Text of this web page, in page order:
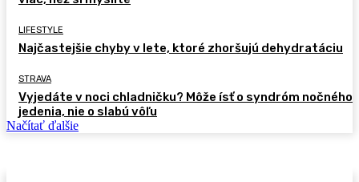
LIFESTYLE
Najčastejšie chyby v lete, ktoré zhoršujú dehydratáciu
STRAVA
Vyjedáte v noci chladničku? Môže ísť o syndróm nočného
jedenia, nie o slabú vôľu
Načítať ďalšie